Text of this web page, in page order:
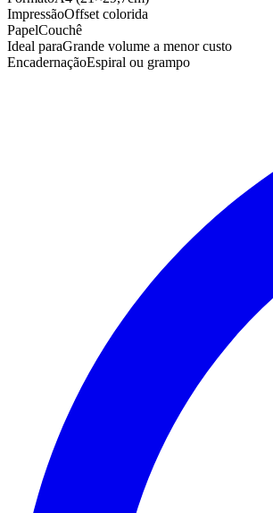
ImpressãoOffset colorida
PapelCouchê
Ideal paraGrande volume a menor custo
EncadernaçãoEspiral ou grampo